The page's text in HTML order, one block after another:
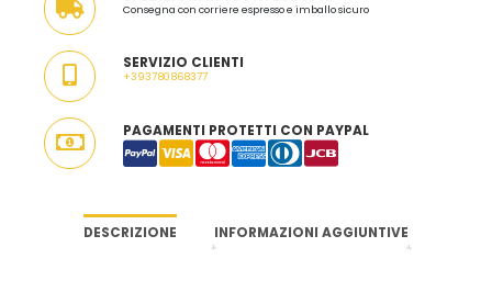
MADE
ITALY
QUANTITÀ
Consegna con corriere espresso e imballo sicuro
SERVIZIO CLIENTI
+393780868377
PAGAMENTI PROTETTI CON PAYPAL
DESCRIZIONE INFORMAZIONI AGGIUNTIVE